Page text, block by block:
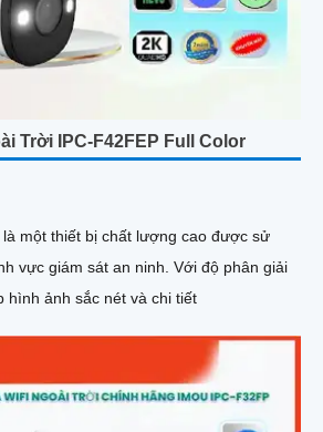
Trời IPC-F42FEP Full Color
một thiết bị chất lượng cao được sử
sát an ninh. Với độ phân giải
hình ảnh sắc nét và chi tiết